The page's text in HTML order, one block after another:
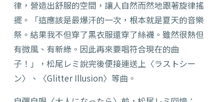
律，營造出舒服的空間，讓人自然而然地跟著旋律搖
擺。「這應該是最爆汗的一次，根本就是夏天的音樂
祭。結果我不但穿了黑衣服還穿了絲襪。雖然很熱但
有微風、有新綠。因此再來要唱符合現在的曲
子！」，松尾 レミ說完後便接連送上〈ラストシー
ン〉、〈Glitter Illusion〉等曲。